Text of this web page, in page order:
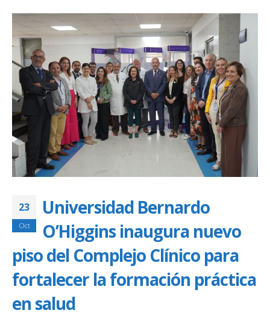
23
Oct
Universidad Bernardo
O’Higgins inaugura nuevo
piso del Complejo Clínico para
fortalecer la formación práctica
en salud